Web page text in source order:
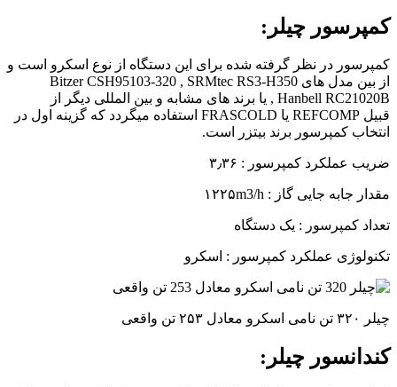
کمپرسور چیلر:
کمپرسور در نظر گرفته شده برای این دستگاه از نوع اسکرو است و
از بین مدل های Bitzer CSH95103-320 , SRMtec RS3-H350
, Hanbell RC21020B یا برند های مشابه و بین المللی دیگر از
قبیل REFCOMP یا FRASCOLD استفاده میگردد که گزینه اول در
انتخاب کمپرسور برند بیتزر است.
ضریب عملکرد کمپرسور : ۳٫۳۶
مقدار جابه جایی گاز : ۱۲۲۵m3/h
تعداد کمپرسور : یک دستگاه
تکنولوژی عملکرد کمپرسور : اسکرو
چیلر ۳۲۰ تن نامی اسکرو معادل ۲۵۳ تن واقعی
کندانسور چیلر: